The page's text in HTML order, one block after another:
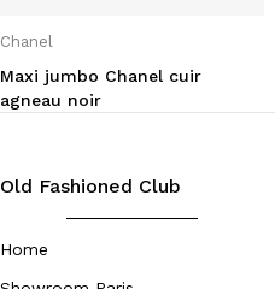
Chanel
Maxi jumbo Chanel cuir
agneau noir
Old Fashioned Club
Home